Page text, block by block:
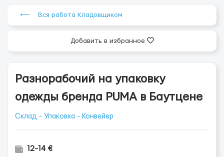
⟵ Вся работа Кладовщиком
Добавить в избранное
Разнорабочий на упаковку
одежды бренда PUMA в Баутцене
Склад - Упаковка - Конвейер
12-14 €